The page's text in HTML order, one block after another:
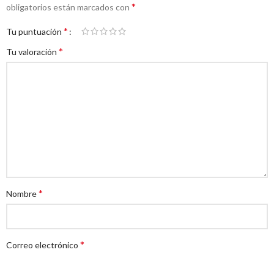
obligatorios están marcados con *
Tu puntuación *
Tu valoración *
Nombre*
Correo electrónico *